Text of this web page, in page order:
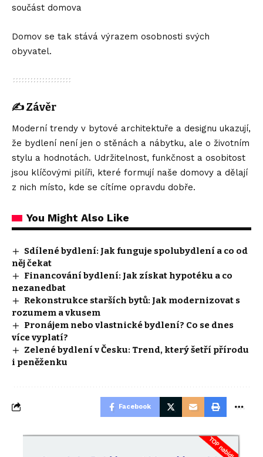
součást domova
Domov se tak stává výrazem osobnosti svých
obyvatel.
✍️Závěr
Moderní trendy v bytové architektuře a designu ukazují,
že bydlení není jen o stěnách a nábytku, ale o životním
stylu a hodnotách. Udržitelnost, funkčnost a osobitost
jsou klíčovými pilíři, které formují naše domovy a dělají
z nich místo, kde se cítíme opravdu dobře.
You Might Also Like
Sdílené bydlení: Jak funguje spolubydlení a co od
něj čekat
Financování bydlení: Jak získat hypotéku a co
nezanedbat
Rekonstrukce starších bytů: Jak modernizovat s
rozumem a vkusem
Pronájem nebo vlastnické bydlení? Co se dnes
více vyplatí?
Zelené bydlení v Česku: Trend, který šetří přírodu
i peněženku
Facebook